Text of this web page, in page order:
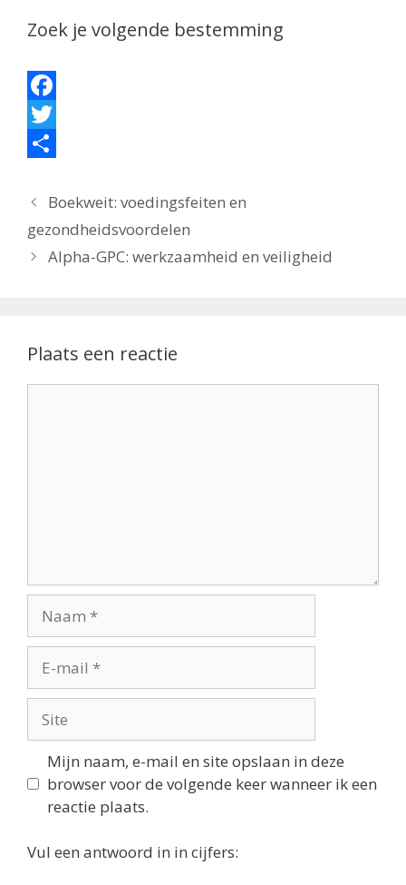
Zoek je volgende bestemming
F
a
e
b
o
T
i
t
t
e
l
e
Boekweit: voedingsfeiten en
gezondheidsvoordelen
Alpha-GPC: werkzaamheid en veiligheid
Plaats een reactie
mail
Mijn naam, e-mail en site opslaan in deze
browser voor de volgende keer wanneer ik een
reactie plaats.
Vul een antwoord in in cijfers: